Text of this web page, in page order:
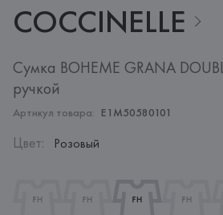
COCCINELLE
Сумка BOHEME GRANA
ручкой
Артикул товара: E1M50580101
Цвет: Розовый